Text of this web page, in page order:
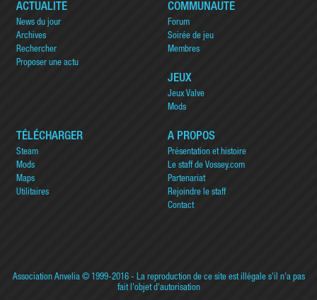
ACTUALITÉ
News du jour
Archives
Rechercher
Proposer une actu
COMMUNAUTÉ
Forum
Soirée de jeu
Membres
JEUX
Jeux Valve
Mods
TÉLÉCHARGER
Steam
Mods
Maps
Utilitaires
A PROPOS
Présentation et histoire
Le staff de Vossey.com
Partenariat
Rejoindre le staff
Contact
Association Anvelia© 1999-2016 - La reproduction de ce site est illégale s'il n'a pas
fait l'objet d'autorisation